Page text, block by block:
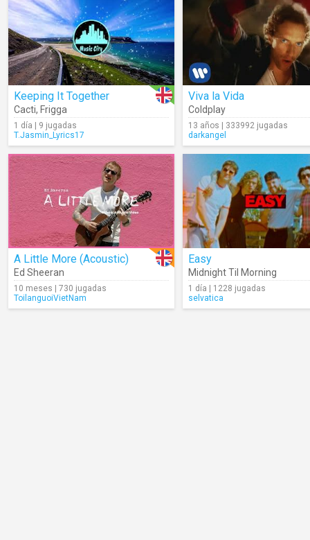
Keeping It Together
Cacti, Frigga
1 día | 9 jugadas
T.Jasmin_Lyrics17
Viva la Vida
Coldplay
13 años | 333992 jugadas
darkangel
A Little More (Acoustic)
Ed Sheeran
10 meses | 730 jugadas
ToilanguoiVietNam
Easy
Midnight Til Morning
1 día | 1228 jugadas
selvatica